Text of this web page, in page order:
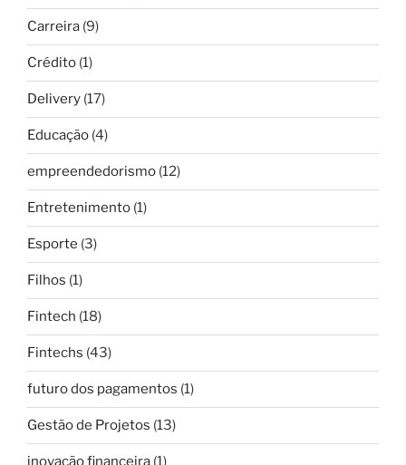
Carreira (9)
Crédito (1)
Delivery (17)
Educação (4)
empreendedorismo (12)
Entretenimento (1)
Esporte (3)
Filhos (1)
Fintech (18)
Fintechs (43)
futuro dos pagamentos (1)
Gestão de Projetos (13)
inovação financeira (1)